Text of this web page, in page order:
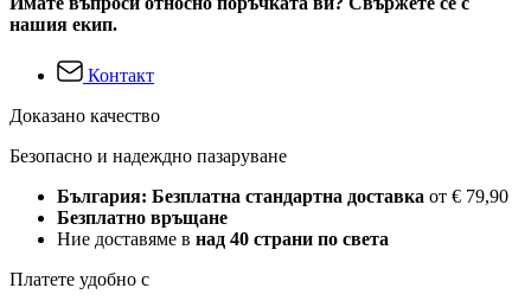
нашия екип.
Контакт
Доказано качество
Безопасно и надеждно пазаруване
България: Безплатна стандартна доставка от € 79,90
Безплатно връщане
Ние доставяме в над 40 страни по света
Платете удобно с